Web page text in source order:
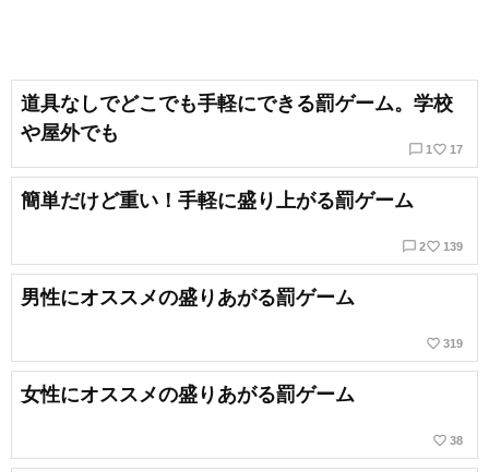
道具なしでどこでも手軽にできる罰ゲーム。学校
や屋外でも
chat_bubble_outline 1 favorite_border 17
簡単だけど重い！手軽に盛り上がる罰ゲーム
chat_bubble_outline 2favorite_border 139
男性にオススメの盛りあがる罰ゲーム
favorite_border 319
女性にオススメの盛りあがる罰ゲーム
favorite_border 38